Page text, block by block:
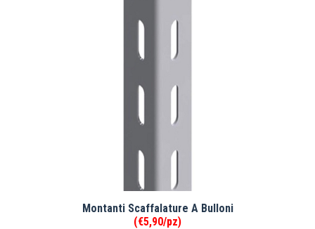
Montanti Scaffalature A Bulloni
(€5,90/pz)